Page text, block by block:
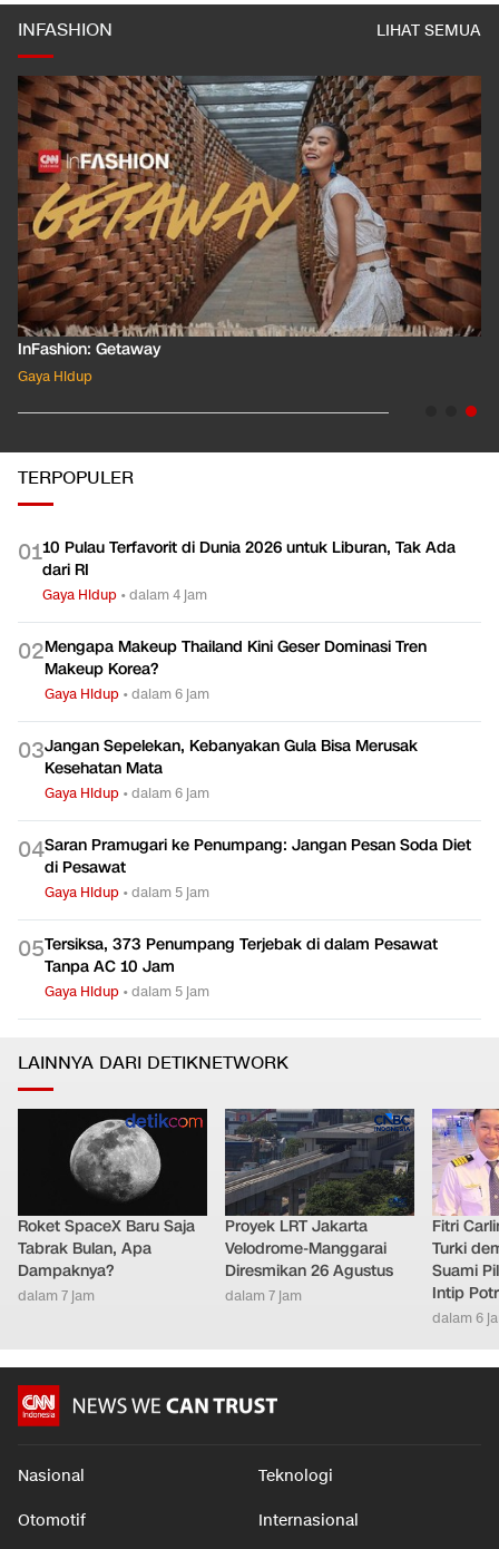
INFASHION LIHAT SEMUA
InFashion: Masking the Ox
Gaya Hidup
TERPOPULER
0110 Pulau Terfavorit di Dunia 2026 untuk Liburan, Tak Ada
dari RI
Gaya Hidup •dalam 4 jam
02Mengapa Makeup Thailand Kini Geser Dominasi Tren
Makeup Korea?
Gaya Hidup •dalam 6 jam
03Jangan Sepelekan, Kebanyakan Gula Bisa Merusak
Kesehatan Mata
Gaya Hidup •dalam 6 jam
04Saran Pramugari ke Penumpang: Jangan Pesan Soda Diet
di Pesawat
Gaya Hidup •dalam 5 jam
05Tersiksa, 373 Penumpang Terjebak di dalam Pesawat
Tanpa AC 10 Jam
Gaya Hidup •dalam 5 jam
LAINNYA DARI DETIKNETWORK
Roket SpaceX Baru Saja
Tabrak Bulan, Apa
Dampaknya?
dalam 7 jam
Proyek LRT Jakarta
Velodrome-Manggarai
Diresmikan 26 Agustus
dalam 7 jam
Fitri
Turki
Suami
Intip
dalam 6
Nasional Teknologi
Otomotif Internasional